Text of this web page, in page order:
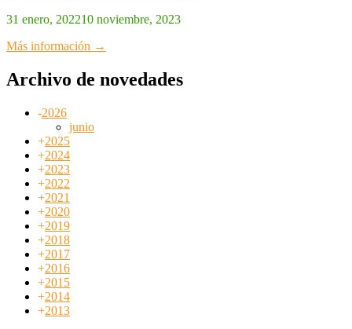
31 enero, 202210 noviembre, 2023
Más información →
Archivo de novedades
-2026
junio
+2025
+2024
+2023
+2022
+2021
+2020
+2019
+2018
+2017
+2016
+2015
+2014
+2013